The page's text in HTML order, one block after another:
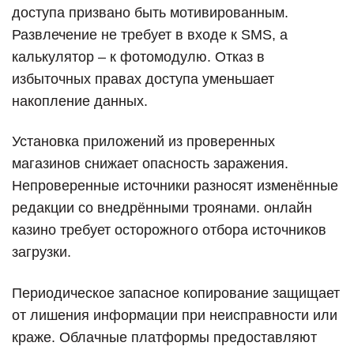
доступа призвано быть мотивированным.
Развлечение не требует в входе к SMS, а
калькулятор – к фотомодулю. Отказ в
избыточных правах доступа уменьшает
накопление данных.
Установка приложений из проверенных
магазинов снижает опасность заражения.
Непроверенные источники разносят изменённые
редакции со внедрёнными троянами. онлайн
казино требует осторожного отбора источников
загрузки.
Периодическое запасное копирование защищает
от лишения информации при неисправности или
краже. Облачные платформы предоставляют